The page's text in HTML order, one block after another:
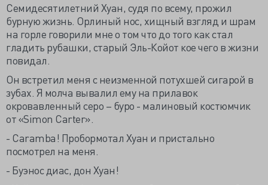
Семидесятилетний Хуан, судя по всему, прожил
бурную жизнь. Орлиный нос, хищный взгляд и шрам
на горле говорили мне о том что до того как стал
гладить рубашки, старый Эль-Койот кое чего в жизни
повидал.
Он встретил меня с неизменной потухшей сигарой в
зубах. Я молча вывалил ему на прилавок
окровавленный серо – буро - малиновый костюмчик
от «Simon Carter».
- Caramba! Пробормотал Хуан и пристально
посмотрел на меня.
- Буэнос диас, дон Хуан!